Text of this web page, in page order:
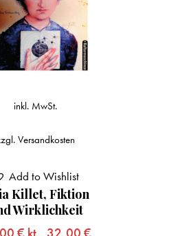
Killet, Fiktion
Wirklichkeit
inkl. MwSt.
Versandkosten
Add to Wishlist